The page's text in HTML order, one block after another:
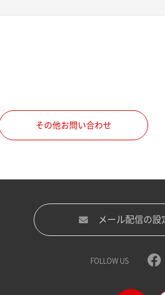
その他お問い合わせ
メール配信の設
FOLLOW US